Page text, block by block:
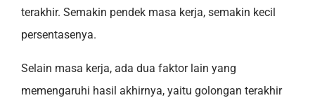
terakhir. Semakin pendek masa kerja, semakin kecil
persentasenya.
Selain masa kerja, ada dua faktor lain yang
memengaruhi hasil akhirnya, yaitu golongan terakhir